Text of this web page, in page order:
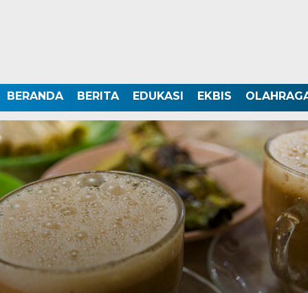
BERANDA BERITA EDUKASI EKBIS